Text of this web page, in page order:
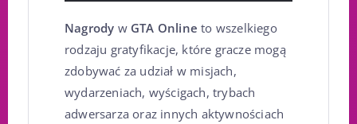
Nagrody w GTA Online to wszelkiego
rodzaju gratyfikacje, które gracze mogą
zdobywać za udział w misjach,
wydarzeniach, wyścigach, trybach
adwersarza oraz innych aktywnościach